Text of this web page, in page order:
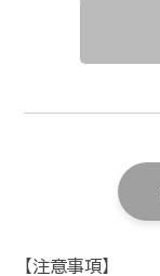
【注意事項】